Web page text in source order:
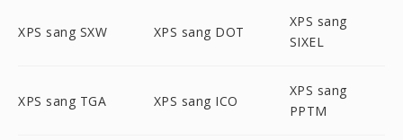
XPS sang SXW XPS sang DOT
XPS sang
SIXEL
XPS sang TGA XPS sang ICO
XPS sang
PPTM